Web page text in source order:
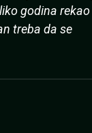
godina rekao
treba da se